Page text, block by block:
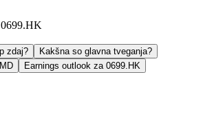
zdaj?
Kakšna so glavna tveganja?
Earnings outlook za 0699.HK